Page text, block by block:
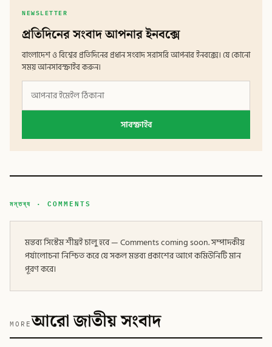
NEWSLETTER
প্রতিদিনের সংবাদ আপনার ইনবক্সে
বাংলাদেশ ও বিশ্বের প্রতিদিনের প্রধান সংবাদ সরাসরি আপনার ইনবক্সে। যে কোনো
সময় আনসাবস্ক্রাইব করুন।
সাবস্ক্রাইব
মন্তব্য · COMMENTS
মন্তব্য সিস্টেম শীঘ্রই চালু হবে — Comments coming soon. সম্পাদকীয়
পর্যালোচনা নিশ্চিত করে যে সকল মন্তব্য প্রকাশের আগে কমিউনিটি মান
পূরণ করে।
MOREআরো জাতীয় সংবাদ